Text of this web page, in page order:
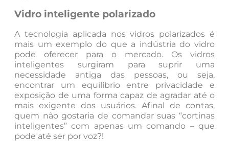
Vidro inteligente polarizado
A tecnologia aplicada nos vidros polarizados é
mais um exemplo do que a indústria do vidro
pode oferecer para o mercado. Os vidros
inteligentes surgiram para suprir uma
necessidade antiga das pessoas, ou seja,
encontrar um equilíbrio entre privacidade e
exposição de uma forma capaz de agradar até o
mais exigente dos usuários. Afinal de contas,
quem não gostaria de comandar suas “cortinas
inteligentes” com apenas um comando – que
pode até ser por voz?!